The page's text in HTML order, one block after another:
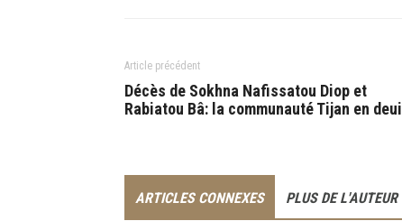
Article précédent
Décès de Sokhna Nafissatou Diop et
Rabiatou Bâ: la communauté Tijan en deuil
ARTICLES CONNEXES PLUS DE L'AUTEUR